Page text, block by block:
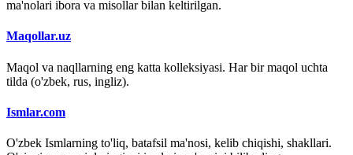
ma'nolari ibora va misollar bilan keltirilgan.
Maqollar.uz
Maqol va naqllarning eng katta kolleksiyasi. Har bir maqol uchta
tilda (o'zbek, rus, ingliz).
Ismlar.com
O'zbek Ismlarning to'liq, batafsil ma'nosi, kelib chiqishi, shakllari.